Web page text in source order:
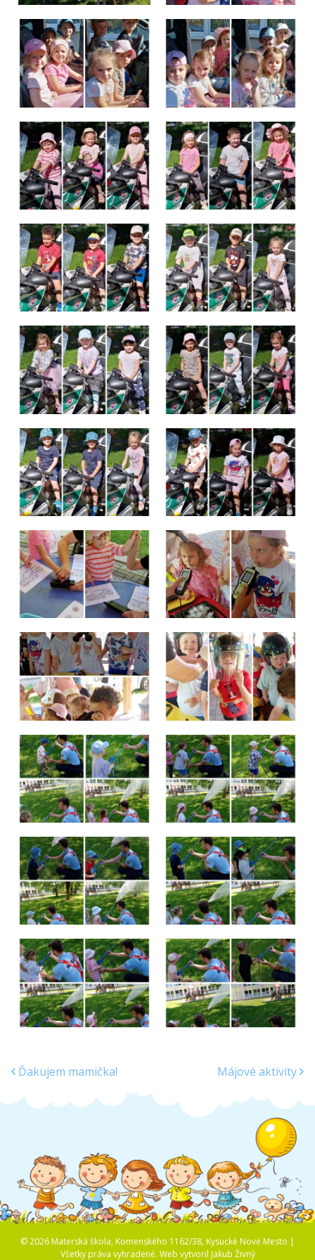
Jedálny lístok
Kontakt
Ochrana osobných
údajov – GDPR
Vzdelávanie
zamestnancov
Ďakujem mamička! Májové aktivity
© 2026 Materská škola, Komenského 1162/38, Kysucké Nové Mesto |
Všetky práva vyhradené. Web vytvoril Jakub Živný